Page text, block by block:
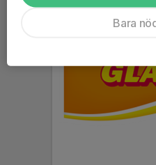
Bara